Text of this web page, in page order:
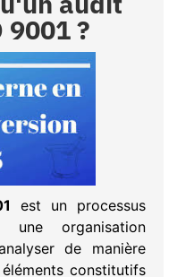
?
est un processus
organisation
de manière
constitutifs